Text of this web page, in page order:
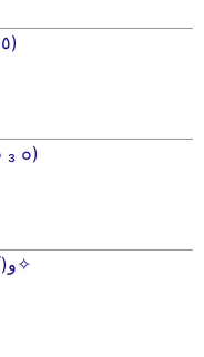
とてもハード(๑•́ •̀๑٥)
₃ ๐)
対策いろいろ( •̀ᄇ• ́)ﻭ✧